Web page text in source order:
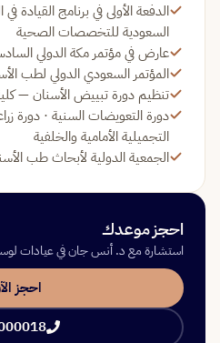
الدفعة الأولى في برنامج القيادة
السعودية للتخصصات الصحية
عارض في مؤتمر مكة الدولي
المؤتمر السعودي الدولي لطب
تنظيم دورة تبييض الأسنان —
دورة التعويضات السنية · دورة
التجميلية الأمامية والخلفية
الجمعية الدولية لأبحاث طب
احجز موعدك
استشارة مع د. أنس جان في عيادات
احجز